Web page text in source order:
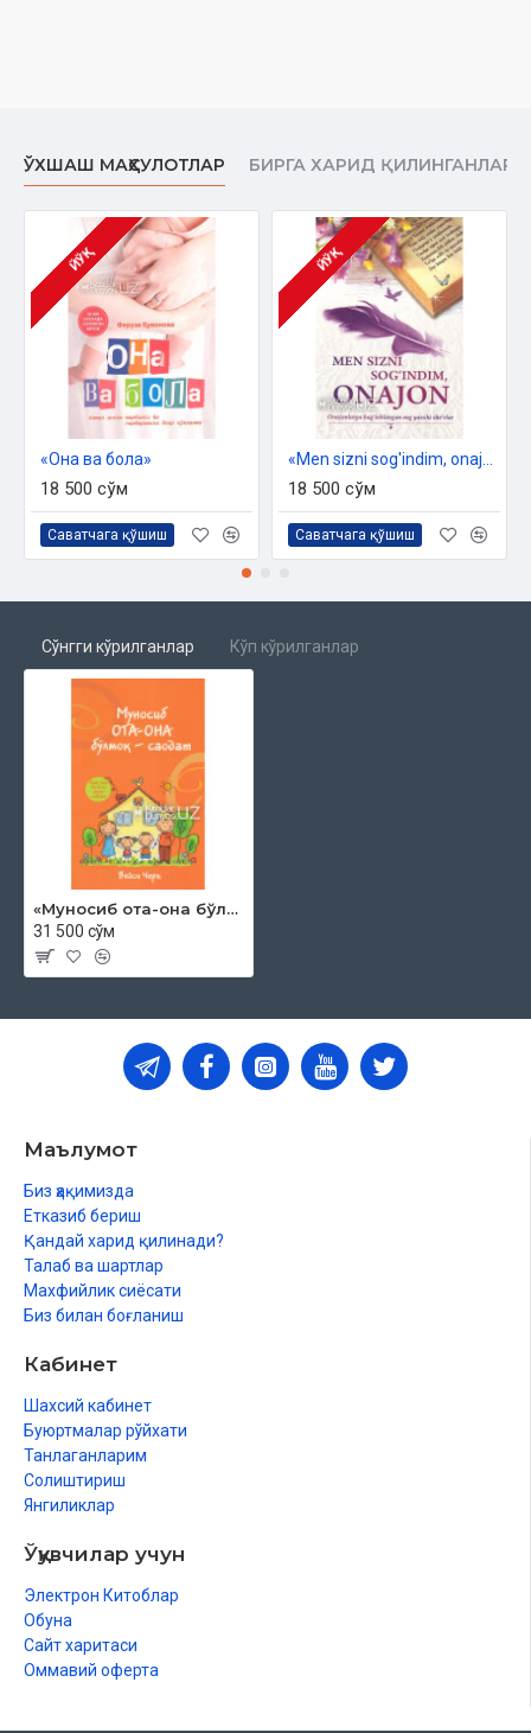
ЎХШАШ МАҲСУЛОТЛАР БИРГА ХАРИД ҚИЛИНГАНЛАР
ЙЎҚ
«Она ва бола»
18 500 сўм
Саватчага қўшиш
ЙЎҚ
18 500 сўм
Саватчага қўшиш
Сўнгги кўрилганлар Кўп кўрилганлар
«Муносиб ота-она бўлмоқ — саодат»
31 500 сўм
Маълумот
Биз ҳақимизда
Етказиб бериш
Қандай харид қилинади?
Талаб ва шартлар
Махфийлик сиёсати
Биз билан боғланиш
Кабинет
Шахсий кабинет
Буюртмалар рўйхати
Танлаганларим
Солиштириш
Янгиликлар
Ўқувчилар учун
Электрон Китоблар
Обуна
Сайт харитаси
Оммавий оферта